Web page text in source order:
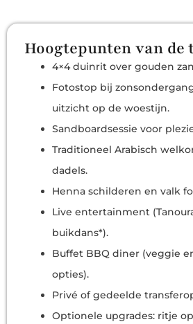
Hoogtepunten van de
4×4 duinrit over gouden
Fotostop bij
uitzicht op de woestijn.
Sandboardsessie voor
Traditioneel Arabisch
dadels.
Henna schilderen en valk
Live entertainment
buikdans*).
Buffet BBQ diner (veggie
opties).
Privé of gedeelde
Optionele upgrades: ritje